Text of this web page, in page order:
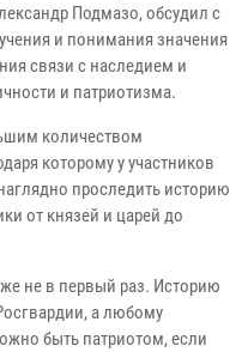
Подмазо, обсудил с
и понимания значения
связи с наследием и
и патриотизма.
количеством
которому у участников
проследить историю
от князей и царей до
не в первый раз. Историю
а любому
быть патриотом, если